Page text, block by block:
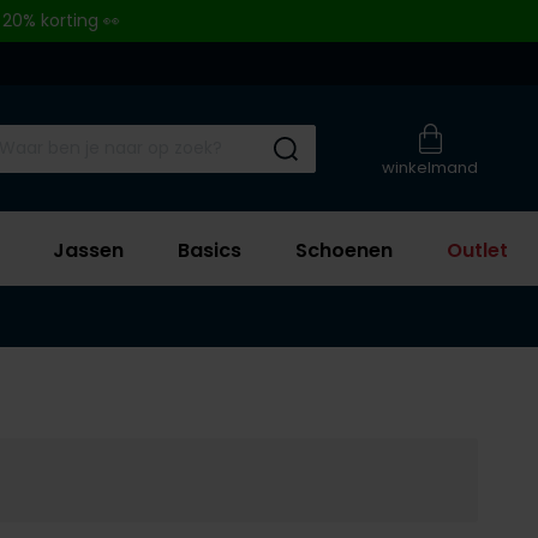
korting 👀
winkelmand
Submit search
Jassen Basics Schoenen Outlet